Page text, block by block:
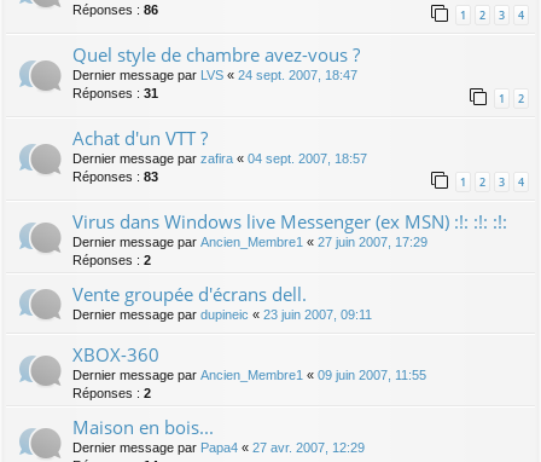
Réponses : 86 1 2 3 4
Quel style de chambre avez-vous ?
Dernier message par LVS « 24 sept. 2007, 18:47
Réponses : 31 1 2
Achat d'un VTT ?
Dernier message par zafira « 04 sept. 2007, 18:57
Réponses : 83 1 2 3 4
Virus dans Windows live Messenger (ex MSN) :!: :!: :!:
Dernier message par Ancien_Membre1 « 27 juin 2007, 17:29
Réponses : 2
Vente groupée d'écrans dell.
Dernier message par dupineic « 23 juin 2007, 09:11
XBOX-360
Dernier message par Ancien_Membre1 « 09 juin 2007, 11:55
Réponses : 2
Maison en bois...
Dernier message par Papa4 « 27 avr. 2007, 12:29